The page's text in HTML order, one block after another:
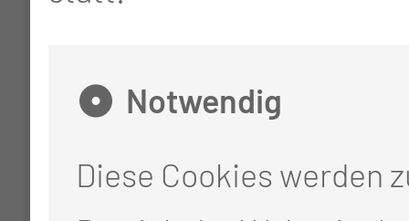
Notwendig
Diese Cookies werden